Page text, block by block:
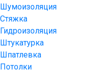
Шумоизоляция
Стяжка
Гидроизоляция
Штукатурка
Шпатлевка
Потолки